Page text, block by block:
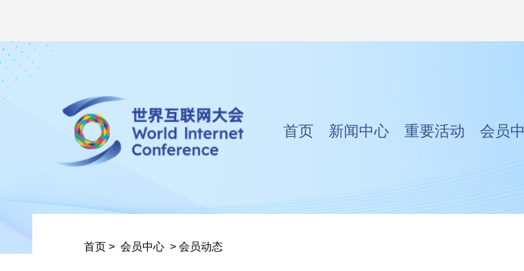
首页 新闻中心 重要活动 会员
首页 > 会员中心 > 会员动态